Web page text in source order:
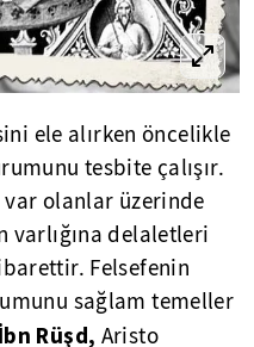
ele alırken öncelikle
tesbite çalışır.
var olanlar üzerinde
varlığına delaletleri
Felsefenin
sağlam temeller
İbn Rüşd, Aristo